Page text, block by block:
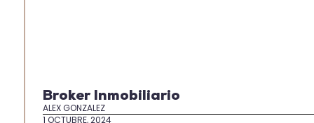
Broker Inmobiliario
ALEX GONZALEZ
1 OCTUBRE, 2024